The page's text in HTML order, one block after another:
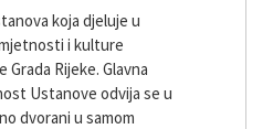
koja djeluje u
i kulture
Rijeke. Glavna
Ustanove odvija se u
dvorani u samom